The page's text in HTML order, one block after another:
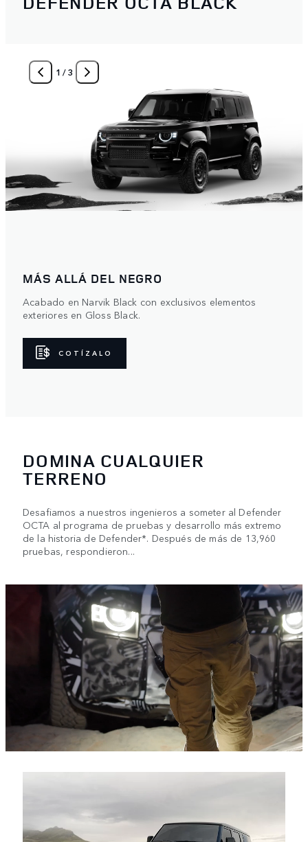
MÁS ALLÁ DEL NEGRO
Acabado en Narvik Black con exclusivos elementos
exteriores en Gloss Black.
COTÍZALO
1 /3
DOMINA CUALQUIER
TERRENO
Desafiamos a nuestros ingenieros a someter al Defender
OCTA al programa de pruebas y desarrollo más extremo
de la historia de Defender*. Después de más de 13,960
pruebas, respondieron...